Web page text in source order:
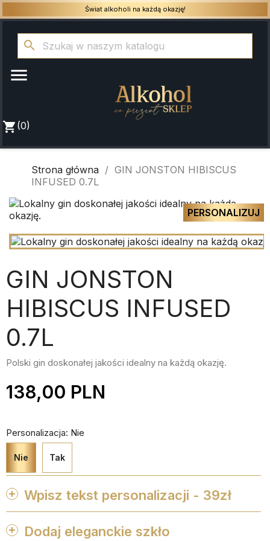
Świat alkoholi na każdą okazję!
search

shopping_cart (0)
Strona główna
GIN JONSTON HIBISCUS
INFUSED 0.7L
PERSONALIZUJ
GIN JONSTON
HIBISCUS INFUSED
0.7L
Polski gin doskonałej jakości idealny na każdą okazję.
138,00 PLN
Wpisz tekst personalizacji - 39zł
Dodaj eleganckie szkło
Personalizacja: Nie
Nie Tak